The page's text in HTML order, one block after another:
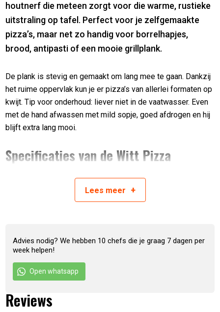
houtnerf die meteen zorgt voor die warme, rustieke
uitstraling op tafel. Perfect voor je zelfgemaakte
pizza’s, maar net zo handig voor borrelhapjes,
brood, antipasti of een mooie grillplank.
De plank is stevig en gemaakt om lang mee te gaan. Dankzij
het ruime oppervlak kun je er pizza’s van allerlei formaten op
kwijt. Tip voor onderhoud: liever niet in de vaatwasser. Even
met de hand afwassen met mild sopje, goed afdrogen en hij
blijft extra lang mooi.
Specificaties van de Witt Pizza
Serveerplank
Gemaakt van natuurlijk acaciahout
Artikelnummer: 5707582037459
Lees meer +
Advies nodig? We hebben 10 chefs die je graag 7 dagen per
week helpen!
Open whatsapp
Reviews